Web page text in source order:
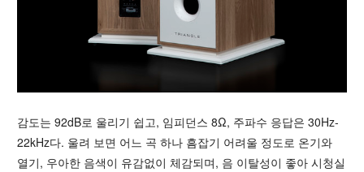
감도는 92dB로 울리기 쉽고, 임피던스 8Ω, 주파수 응답은 30Hz-
22kHz다. 울려 보면 어느 곡 하나 흠잡기 어려울 정도로 온기와
열기, 우아한 음색이 유감없이 체감되며, 음 이탈성이 좋아 시청실